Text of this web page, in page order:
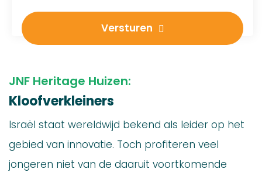
Versturen
JNF Heritage Huizen:
Kloofverkleiners
Israël staat wereldwijd bekend als leider op het
gebied van innovatie. Toch profiteren veel
jongeren niet van de daaruit voortkomende